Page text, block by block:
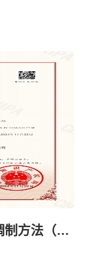
1 0614205.8）